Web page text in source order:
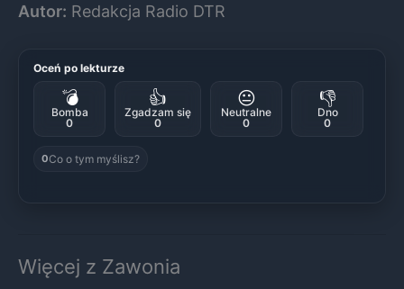
Autor: Redakcja Radio DTR
Oceń po lekturze
💣
Bomba
0
👍
Zgadzam się
0
😐
Neutralne
0
👎
Dno
0
0Co o tym myślisz?
Więcej z Zawonia